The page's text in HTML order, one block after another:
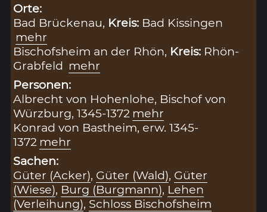
Orte:
Bad Brückenau, Kreis: Bad Kissingen
mehr
Bischofsheim an der Rhön, Kreis: Rhön-
Grabfeld mehr
Personen:
Albrecht von Hohenlohe, Bischof von
Würzburg, 1345-1372 mehr
Konrad von Bastheim, erw. 1345-
1372 mehr
Sachen:
Güter (Acker), Güter (Wald), Güter
(Wiese), Burg (Burgmann), Lehen
(Verleihung), Schloss Bischofsheim